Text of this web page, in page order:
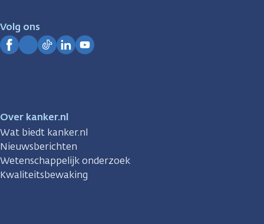
Volg ons
Over kanker.nl
Wat biedt kanker.nl
Nieuwsberichten
Wetenschappelijk onderzoek
Kwaliteitsbewaking